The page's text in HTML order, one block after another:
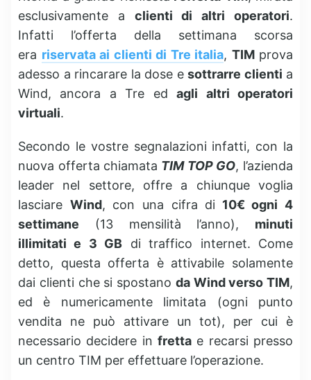
esclusivamente a clienti di altri operatori.
Infatti l’offerta della settimana scorsa
era riservata ai clienti di Tre italia, TIMprova
adesso a rincarare la dose e sottrarre clienti a
Wind, ancora a Tre edagli altri operatori
virtuali.
Secondo le vostre segnalazioni infatti, con la
nuova offerta chiamata TIM TOP GO, l’azienda
leader nel settore, offre a chiunque voglia
lasciare Wind, con una cifra di 10€ ogni 4
settimane (13 mensilità l’anno), minuti
illimitati e 3 GB di traffico internet. Come
detto, questa offerta è attivabile solamente
dai clienti che si spostano da Wind verso TIM,
ed è numericamente limitata (ogni punto
vendita ne può attivare un tot), per cui è
necessario decidere in fretta e recarsi presso
un centro TIM per effettuare l’operazione.